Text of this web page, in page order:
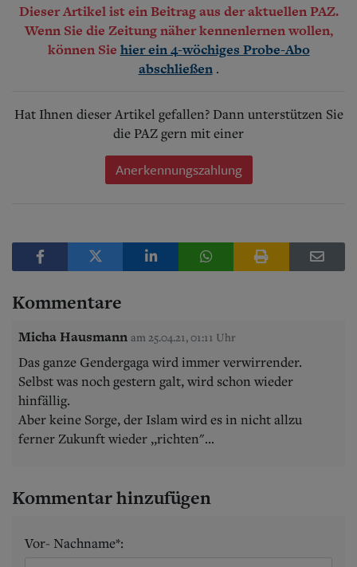
Dieser Artikel ist ein Beitrag aus der aktuellen PAZ.
Wenn Sie die Zeitung näher kennenlernen wollen,
können Sie hier ein 4-wöchiges Probe-Abo
abschließen .
Hat Ihnen dieser Artikel gefallen? Dann unterstützen Sie
die PAZ gern mit einer
Anerkennungszahlung
Kommentare
Micha Hausmann am 25.04.21, 01:11 Uhr
Das ganze Gendergaga wird immer verwirrender.
Selbst was noch gestern galt, wird schon wieder
hinfällig.
Aber keine Sorge, der Islam wird es in nicht allzu
ferner Zukunft wieder ,,richten"...
Kommentar hinzufügen
Vor- Nachname*: